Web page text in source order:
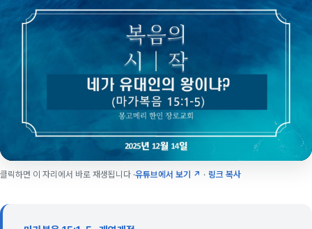
클릭하면 이 자리에서 바로 재생됩니다 ·유튜브에서 보기 ↗ · 링크 복사